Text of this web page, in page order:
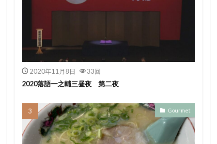
2020年11月8日 33回
2020落語一之輔三昼夜 第二夜
Gourmet